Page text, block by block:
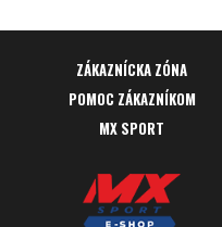
ZÁKAZNÍCKA ZÓNA
POMOC ZÁKAZNÍKOM
MX SPORT